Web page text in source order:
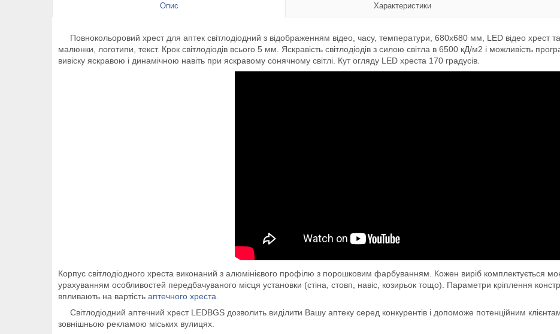
Опис Характеристики
Повнокольоровий хрест для аптек світлодіодний з відображенням відео, часу, температури, 680х680 мм, LED відео хрест
малюнки, логотипи, текст. Крок світлодіодів всього 5 мм. Яскравість світлодіодів з силою світла в 6500 кД/м2 і можливість
вивіску яскравою і динамічною навіть при яскравому сонячному світлі. Кут огляду LED хреста 170 градусів.
Корпус світлодіодного хреста виконаний з алюмінієвого профілю з порошковим фарбуванням. Кожен виріб комплектується
урахуванням особливостей передбачуваного місця установки (стіна, стовп, навіс, козирьок тощо). Параметри кріплення
впливають на вартість аптечного хреста
Світлодіодний аптечний хрест LEDBGS дозволить виділити Вашу аптеку серед конкурентів і допоможе потенційним
зовнішньою рекламою міських вулицях.